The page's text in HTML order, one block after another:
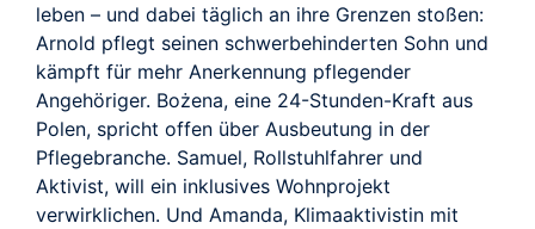
leben – und dabei täglich an ihre Grenzen stoßen:
Arnold pflegt seinen schwerbehinderten Sohn und
kämpft für mehr Anerkennung pflegender
Angehöriger. Bożena, eine 24-Stunden-Kraft aus
Polen, spricht offen über Ausbeutung in der
Pflegebranche. Samuel, Rollstuhlfahrer und
Aktivist, will ein inklusives Wohnprojekt
verwirklichen. Und Amanda, Klimaaktivistin mit